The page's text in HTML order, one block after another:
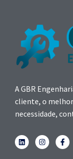
A GBR
cliente, o melhor
necessidade,